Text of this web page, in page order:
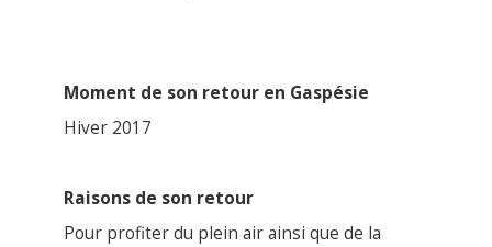
Moment de son retour en Gaspésie
Hiver 2017
Raisons de son retour
Pour profiter du plein air ainsi que de la